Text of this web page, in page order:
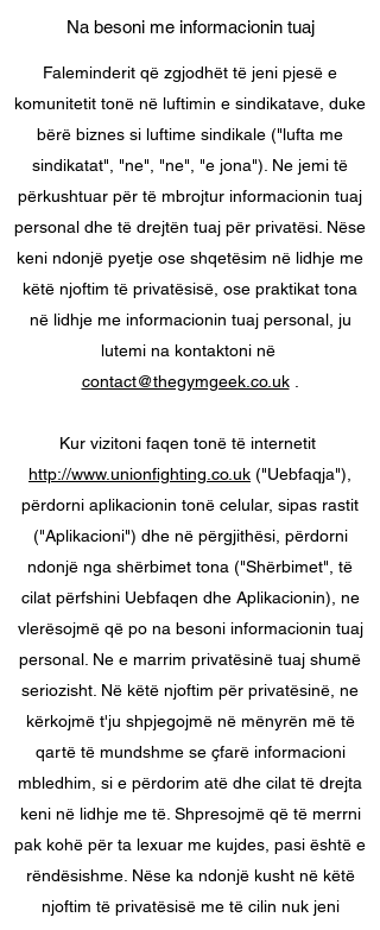
Na besoni me informacionin tuaj
Faleminderit që zgjodhët të jeni pjesë e
komunitetit tonë në luftimin e sindikatave, duke
bërë biznes si luftime sindikale ("lufta me
sindikatat", "ne", "ne", "e jona"). Ne jemi të
përkushtuar për të mbrojtur informacionin tuaj
personal dhe të drejtën tuaj për privatësi. Nëse
keni ndonjë pyetje ose shqetësim në lidhje me
këtë njoftim të privatësisë, ose praktikat tona
në lidhje me informacionin tuaj personal, ju
lutemi na kontaktoni në
contact@thegymgeek.co.uk.
Kur vizitoni faqen tonë të internetit
http://www.unionfighting.co.uk ("Uebfaqja"),
përdorni aplikacionin tonë celular, sipas rastit
("Aplikacioni") dhe në përgjithësi, përdorni
ndonjë nga shërbimet tona ("Shërbimet", të
cilat përfshini Uebfaqen dhe Aplikacionin), ne
vlerësojmë që po na besoni informacionin tuaj
personal. Ne e marrim privatësinë tuaj shumë
seriozisht. Në këtë njoftim për privatësinë, ne
kërkojmë t'ju shpjegojmë në mënyrën më të
qartë të mundshme se çfarë informacioni
mbledhim, si e përdorim atë dhe cilat të drejta
keni në lidhje me të. Shpresojmë që të merrni
pak kohë për ta lexuar me kujdes, pasi është e
rëndësishme. Nëse ka ndonjë kusht në këtë
njoftim të privatësisë me të cilin nuk jeni